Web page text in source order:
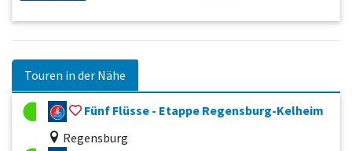
Touren in der Nähe
Fünf Flüsse - Etappe Regensburg-Kelheim
Regensburg